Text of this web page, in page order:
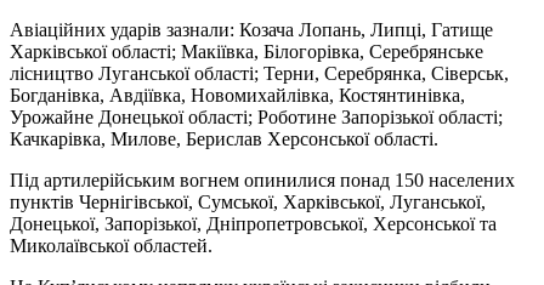
Авіаційних ударів зазнали: Козача Лопань, Липці, Гатище
Харківської області; Макіївка, Білогорівка, Серебрянське
лісництво Луганської області; Терни, Серебрянка, Сіверськ,
Богданівка, Авдіївка, Новомихайлівка, Костянтинівка,
Урожайне Донецької області; Роботине Запорізької області;
Качкарівка, Милове, Берислав Херсонської області.
Під артилерійським вогнем опинилися понад 150 населених
пунктів Чернігівської, Сумської, Харківської, Луганської,
Донецької, Запорізької, Дніпропетровської, Херсонської та
Миколаївської областей.